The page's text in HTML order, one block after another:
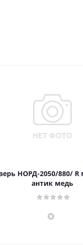
НОРД-2050/880/ R
антик медь